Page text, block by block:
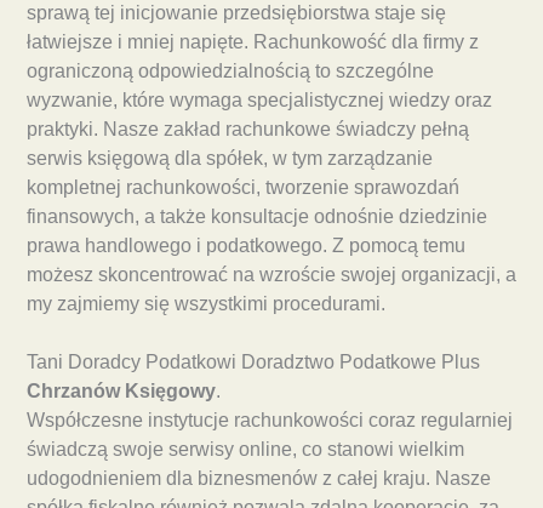
sprawą tej inicjowanie przedsiębiorstwa staje się
łatwiejsze i mniej napięte. Rachunkowość dla firmy z
ograniczoną odpowiedzialnością to szczególne
wyzwanie, które wymaga specjalistycznej wiedzy oraz
praktyki. Nasze zakład rachunkowe świadczy pełną
serwis księgową dla spółek, w tym zarządzanie
kompletnej rachunkowości, tworzenie sprawozdań
finansowych, a także konsultacje odnośnie dziedzinie
prawa handlowego i podatkowego. Z pomocą temu
możesz skoncentrować na wzroście swojej organizacji, a
my zajmiemy się wszystkimi procedurami.
Tani Doradcy Podatkowi Doradztwo Podatkowe Plus
Chrzanów Księgowy.
Współczesne instytucje rachunkowości coraz regularniej
świadczą swoje serwisy online, co stanowi wielkim
udogodnieniem dla biznesmenów z całej kraju. Nasze